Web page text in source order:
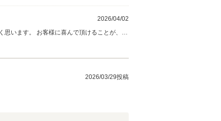
2026/04/02
思います。 お客様に喜んで頂けることが、何
2026/03/29投稿